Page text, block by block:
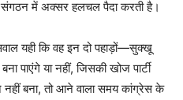
में अक्सर हलचल पैदा करती है।
यही कि वह इन दो पहाड़ों—सुक्खू
पाएंगे या नहीं, जिसकी खोज पार्टी
बना, तो आने वाला समय कांग्रेस के